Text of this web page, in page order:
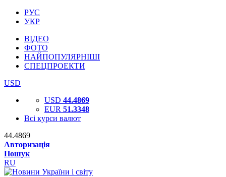
РУС
УКР
ВІДЕО
ФОТО
НАЙПОПУЛЯРНІШІ
СПЕЦПРОЕКТИ
USD
USD 44.4869
EUR 51.3348
Всі курси валют
44.4869
Авторизація
Пошук
RU